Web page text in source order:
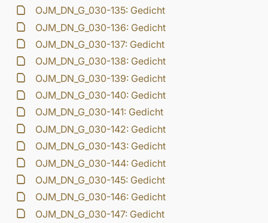
OJM_DN_G_030-135: Gedicht
OJM_DN_G_030-136: Gedicht
OJM_DN_G_030-137: Gedicht
OJM_DN_G_030-138: Gedicht
OJM_DN_G_030-139: Gedicht
OJM_DN_G_030-140: Gedicht
OJM_DN_G_030-141: Gedicht
OJM_DN_G_030-142: Gedicht
OJM_DN_G_030-143: Gedicht
OJM_DN_G_030-144: Gedicht
OJM_DN_G_030-145: Gedicht
OJM_DN_G_030-146: Gedicht
OJM_DN_G_030-147: Gedicht